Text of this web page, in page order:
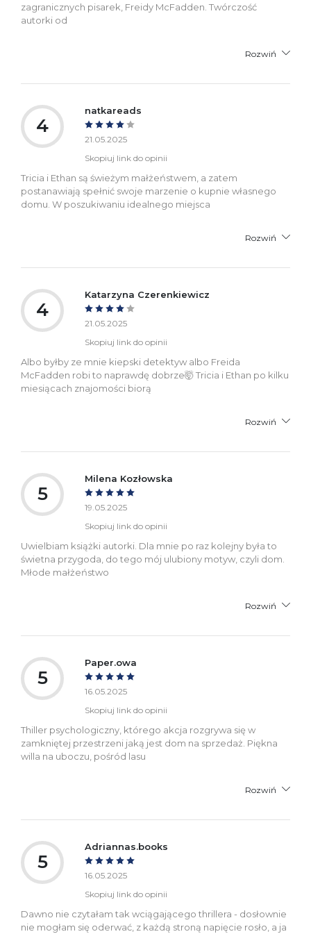
zagranicznych pisarek, Freidy McFadden. Twórczość
autorki od
Rozwiń
4
natkareads
21.05.2025
Skopiuj link do opinii
Tricia i Ethan są świeżym małżeństwem, a zatem
postanawiają spełnić swoje marzenie o kupnie własnego
domu. W poszukiwaniu idealnego miejsca
Rozwiń
4
Katarzyna Czerenkiewicz
21.05.2025
Skopiuj link do opinii
Albo byłby ze mnie kiepski detektyw albo Freida
McFadden robi to naprawdę dobrze🤯 Tricia i Ethan po kilku
miesiącach znajomości biorą
Rozwiń
5
Milena Kozłowska
19.05.2025
Skopiuj link do opinii
Uwielbiam książki autorki. Dla mnie po raz kolejny była to
świetna przygoda, do tego mój ulubiony motyw, czyli dom.
Młode małżeństwo
Rozwiń
5
Paper.owa
16.05.2025
Skopiuj link do opinii
Thiller psychologiczny, którego akcja rozgrywa się w
zamkniętej przestrzeni jaką jest dom na sprzedaż. Piękna
willa na uboczu, pośród lasu
Rozwiń
5
Adriannas.books
16.05.2025
Skopiuj link do opinii
Dawno nie czytałam tak wciągającego thrillera - dosłownie
nie mogłam się oderwać, z każdą stroną napięcie rosło, a ja